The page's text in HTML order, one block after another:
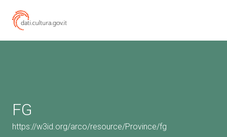
FG
https://w3id.org/arco/resource/Province/fg